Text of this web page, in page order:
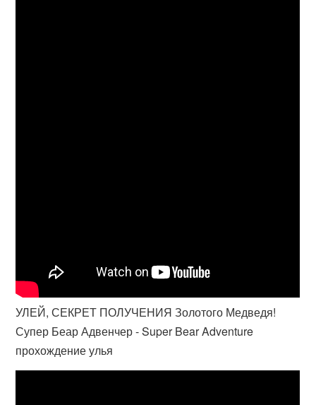
УЛЕЙ, СЕКРЕТ ПОЛУЧЕНИЯ Золотого Медведя!
Супер Беар Адвенчер - Super Bear Adventure
прохождение улья